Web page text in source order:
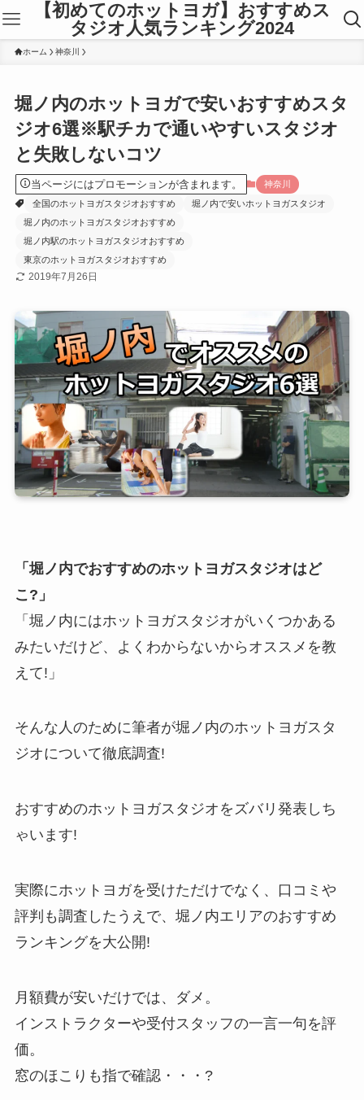
【初めてのホットヨガ】おすすめス
タジオ人気ランキング2024
ホーム 神奈川
堀ノ内のホットヨガで安いおすすめスタ
ジオ6選※駅チカで通いやすいスタジオ
と失敗しないコツ
当ページにはプロモーションが含まれます。
神奈川
全国のホットヨガスタジオおすすめ
堀ノ内で安いホットヨガスタジオ
堀ノ内のホットヨガスタジオおすすめ
堀ノ内駅のホットヨガスタジオおすすめ
東京のホットヨガスタジオおすすめ
2019年7月26日
「堀ノ内でおすすめのホットヨガスタジオはど
こ?」
「堀ノ内にはホットヨガスタジオがいくつかある
みたいだけど、よくわからないからオススメを教
えて!」
そんな人のために筆者が堀ノ内のホットヨガスタ
ジオについて徹底調査!
おすすめのホットヨガスタジオをズバリ発表しち
ゃいます!
実際にホットヨガを受けただけでなく、口コミや
評判も調査したうえで、堀ノ内エリアのおすすめ
ランキングを大公開!
月額費が安いだけでは、ダメ。
インストラクターや受付スタッフの一言一句を評
価。
窓のほこりも指で確認・・・?